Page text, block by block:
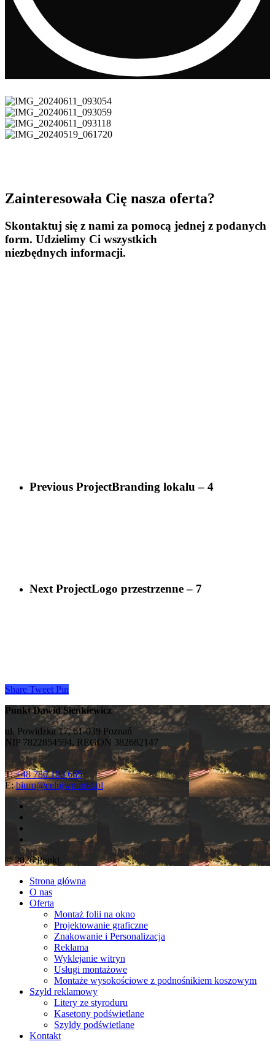
Zainteresowała Cię nasza oferta?
Skontaktuj się z nami za pomocą jednej z podanych
form. Udzielimy Ci wszystkich
niezbędnych informacji.
Previous ProjectBranding lokalu – 4
Next ProjectLogo przestrzenne – 7
Share Tweet Pin
Punkt Dawid Sienkiewicz
ul. Powidzka 17, 61-039 Poznań
NIP 7822854594, REGON 382682147
T: ‭+48 780 108 665‬
E:biuro@celujwpunkt.pl
twitter
facebook
linkedin
dribbble
© 2026 Punkt.
Close
Menu
Strona główna
O nas
Oferta
Montaż folii na okno
Projektowanie graficzne
Znakowanie i Personalizacja
Reklama
Wyklejanie witryn
Usługi montażowe
Montaże wysokościowe z podnośnikiem koszowym
Szyld reklamowy
Litery ze styroduru
Kasetony podświetlane
Szyldy podświetlane
Kontakt